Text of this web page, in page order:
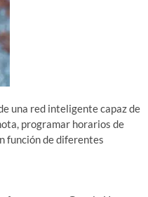
una red inteligente capaz de
programar horarios de
función de diferentes